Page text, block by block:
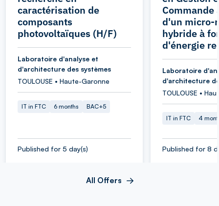
caractérisation de
composants
photovoltaïques (H/F)
Laboratoire d'analyse et
d'architecture des systèmes
TOULOUSE • Haute-Garonne
IT in FTC 6 months BAC+5
Published for 5 day(s)
Commande
d'un micro-
hybride à
d'énergie
Laboratoire
d'architecture
TOULOUSE •
IT in FTC 4
Published for 8
All Offers